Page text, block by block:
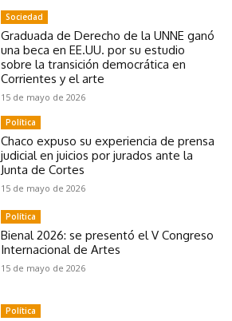
Sociedad
Graduada de Derecho de la UNNE ganó
una beca en EE.UU. por su estudio
sobre la transición democrática en
Corrientes y el arte
15 de mayo de 2026
Política
Chaco expuso su experiencia de prensa
judicial en juicios por jurados ante la
Junta de Cortes
15 de mayo de 2026
Política
Bienal 2026: se presentó el V Congreso
Internacional de Artes
15 de mayo de 2026
Política